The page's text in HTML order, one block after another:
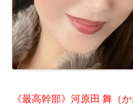
《最高幹部》河原田 舞（